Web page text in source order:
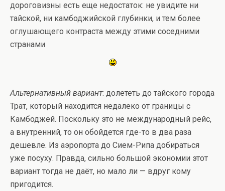
дороговизны есть еще недостаток: не увидите ни
тайской, ни камбоджийской глубинки, и тем более
оглушающего контраста между этими соседними
странами
Альтернативный вариант: долететь до тайского города
Трат, который находится недалеко от границы с
Камбоджей. Поскольку это не международный рейс,
а внутренний, то он обойдется где-то в два раза
дешевле. Из аэропорта до Сием-Рипа добираться
уже посуху. Правда, сильно большой экономии этот
вариант тогда не даёт, но мало ли — вдруг кому
пригодится.